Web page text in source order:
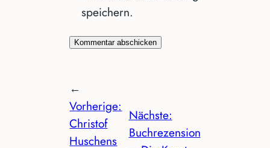
speichern.
←
Vorherige:
Christof
Huschens
Nächste:
Buchrezension